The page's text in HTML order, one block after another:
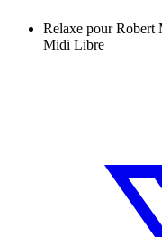
Relaxe pour Robert
Midi Libre